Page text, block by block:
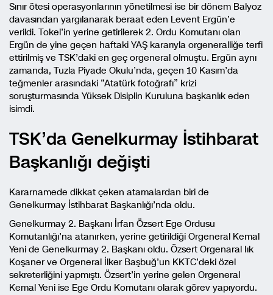
Sınır ötesi operasyonlarının yönetilmesi ise bir dönem Balyoz
davasından yargılanarak beraat eden Levent Ergün’e
verildi. Tokel’in yerine getirilerek 2. Ordu Komutanı olan
Ergün de yine geçen haftaki YAŞ kararıyla orgeneralliğe terfi
ettirilmiş ve TSK’daki en geç orgeneral olmuştu. Ergün aynı
zamanda, Tuzla Piyade Okulu’nda, geçen 10 Kasım’da
teğmenler arasındaki “Atatürk fotoğrafı” krizi
soruşturmasında Yüksek Disiplin Kuruluna başkanlık eden
isimdi.
TSK’da Genelkurmay İstihbarat
Başkanlığı değişti
Kararnamede dikkat çeken atamalardan biri de
Genelkurmay İstihbarat Başkanlığı’nda oldu.
Genelkurmay 2. Başkanı İrfan Özsert Ege Ordusu
Komutanlığı’na atanırken, yerine getirildiği Orgeneral Kemal
Yeni de Genelkurmay 2. Başkanı oldu. Özsert Orgenaral Iık
Koşaner ve Orgeneral İlker Başbuğ’un KKTC’deki özel
sekreterliğini yapmıştı. Özsert’in yerine gelen Orgeneral
Kemal Yeni ise Ege Ordu Komutanı olarak görev yapıyordu.